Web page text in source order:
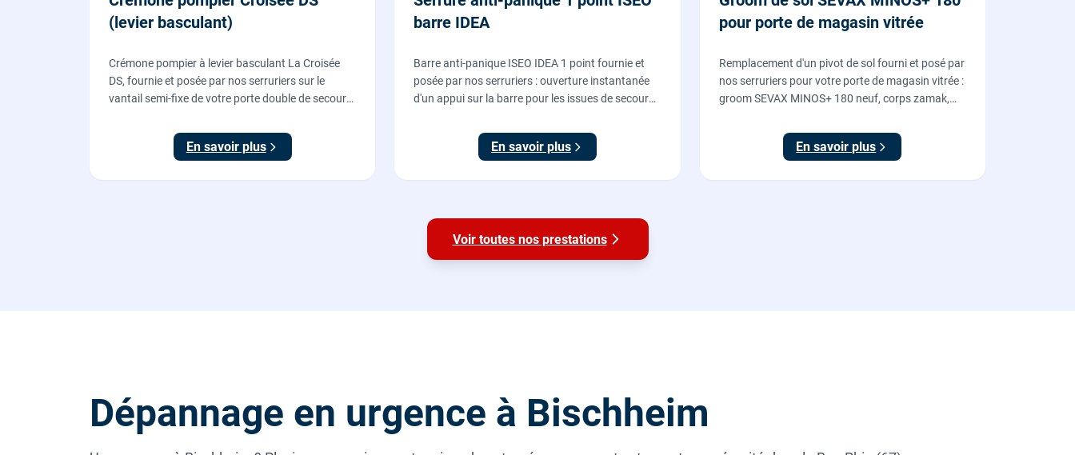
(levier basculant)
Crémone pompier à levier basculant La Croisée
DS, fournie et posée par nos serruriers sur le
vantail semi-fixe de votre porte double de secours
ouverture testée.
En savoir plus
barre IDEA
Barre anti-panique ISEO IDEA 1 point fournie et
posée par nos serruriers : ouverture instantanée
d'un appui sur la barre pour les issues de secours
En savoir plus
pour porte de magasin vitrée
Remplacement d'un pivot de sol fourni et posé par
nos serruriers pour votre porte de magasin vitrée :
groom SEVAX MINOS+ 180 neuf, corps zamak,
scellement au sol, réglage et essais. 995 euros HT
En savoir plus
Voir toutes nos prestations
Dépannage en urgence à Bischheim